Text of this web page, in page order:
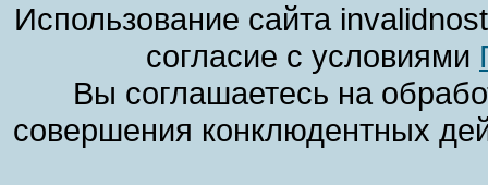
Использование сайта
согласие с условиями
Вы соглашаетесь на
совершения конклюдентных